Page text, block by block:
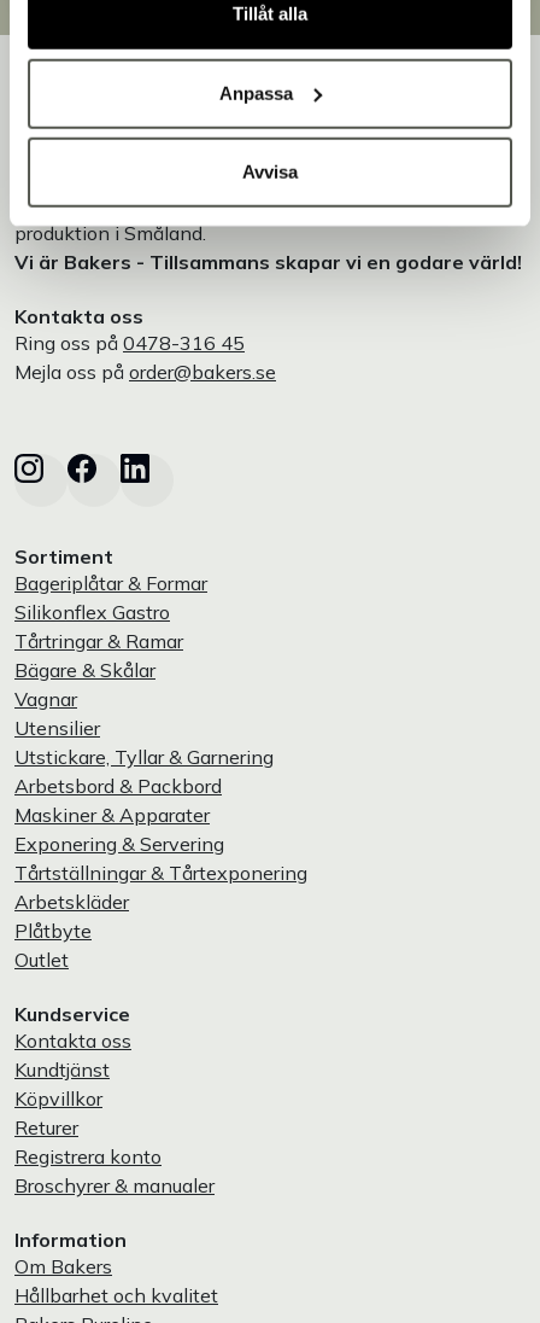
Tillåt alla
Anpassa
Avvisa
Bakers är en helhetsleverantör av professionell
utrustning för bageri, konditori och restaurang – med egen
produktion i Småland.
Vi är Bakers - Tillsammans skapar vi en godare värld!
Kontakta oss
Ring oss på 0478-316 45
Mejla oss på order@bakers.se
Sortiment
Bageriplåtar & Formar
Silikonflex Gastro
Tårtringar & Ramar
Bägare & Skålar
Vagnar
Utensilier
Utstickare, Tyllar & Garnering
Arbetsbord & Packbord
Maskiner & Apparater
Exponering & Servering
Tårtställningar & Tårtexponering
Arbetskläder
Plåtbyte
Outlet
Kundservice
Kontakta oss
Kundtjänst
Köpvillkor
Returer
Registrera konto
Broschyrer & manualer
Information
Om Bakers
Hållbarhet och kvalitet